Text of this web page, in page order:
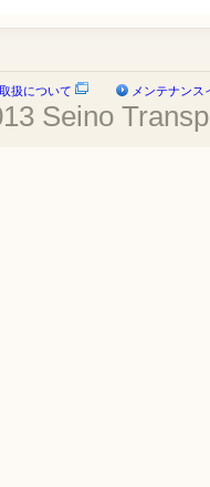
扱について メンテナン
Seino